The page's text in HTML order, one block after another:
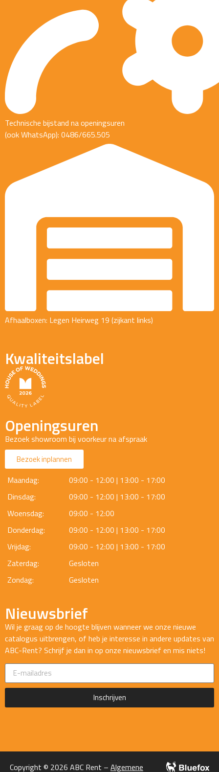
Technische bijstand na openingsuren
(ook WhatsApp): 0486/665.505
Afhaalboxen: Legen Heirweg 19 (zijkant links)
Kwaliteitslabel
Openingsuren
Bezoek showroom bij voorkeur na afspraak
Bezoek inplannen
Maandag:
09:00 - 12:00 | 13:00 - 17:00
Dinsdag:
09:00 - 12:00 | 13:00 - 17:00
Woensdag:
09:00 - 12:00
Donderdag:
09:00 - 12:00 | 13:00 - 17:00
Vrijdag:
09:00 - 12:00 | 13:00 - 17:00
Zaterdag:
Gesloten
Zondag:
Gesloten
Nieuwsbrief
Wil je graag op de hoogte blijven wanneer we onze nieuwe
catalogus uitbrengen, of heb je interesse in andere updates van
ABC-Rent? Schrijf je dan in op onze nieuwsbrief en mis niets!
Inschrijven
Copyright © 2026 ABC Rent – Algemene